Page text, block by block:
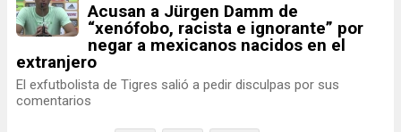
Acusan a Jürgen Damm de
“xenófobo, racista e ignorante” por
negar a mexicanos nacidos en el
extranjero
El exfutbolista de Tigres salió a pedir disculpas por sus
comentarios